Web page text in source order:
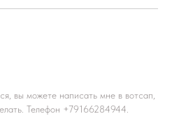
вы можете написать мне в вотсап,
Телефон +79166284944.